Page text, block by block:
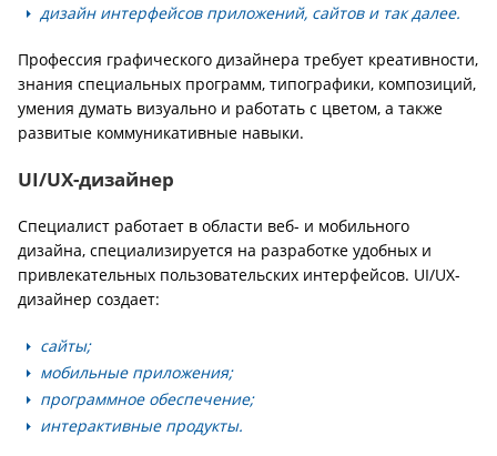
дизайн интерфейсов приложений, сайтов и так далее.
Профессия графического дизайнера требует креативности,
знания специальных программ, типографики, композиций,
умения думать визуально и работать с цветом, а также
развитые коммуникативные навыки.
UI/UX-дизайнер
Специалист работает в области веб- и мобильного
дизайна, специализируется на разработке удобных и
привлекательных пользовательских интерфейсов. UI/UX-
дизайнер создает:
сайты;
мобильные приложения;
программное обеспечение;
интерактивные продукты.